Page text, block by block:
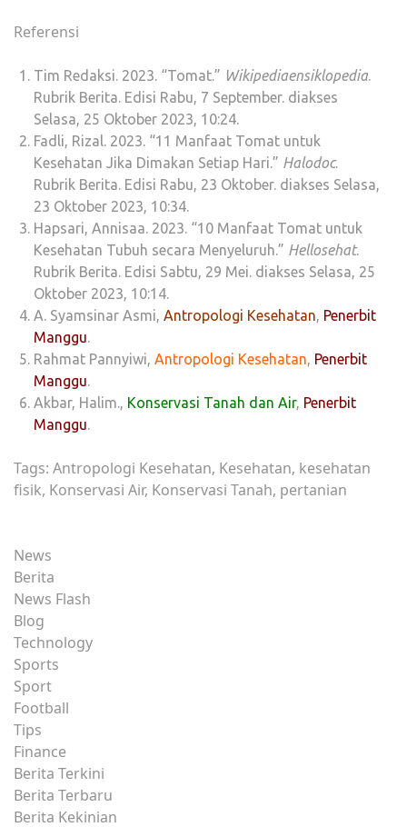
Referensi
Tim Redaksi. 2023. “Tomat.” Wikipediaensiklopedia.
Rubrik Berita. Edisi Rabu, 7 September. diakses
Selasa, 25 Oktober 2023, 10:24.
Fadli, Rizal. 2023. “11 Manfaat Tomat untuk
Kesehatan Jika Dimakan Setiap Hari.” Halodoc.
Rubrik Berita. Edisi Rabu, 23 Oktober. diakses Selasa,
23 Oktober 2023, 10:34.
Hapsari, Annisaa. 2023. “10 Manfaat Tomat untuk
Kesehatan Tubuh secara Menyeluruh.” Hellosehat.
Rubrik Berita. Edisi Sabtu, 29 Mei. diakses Selasa, 25
Oktober 2023, 10:14.
A. Syamsinar Asmi, Antropologi Kesehatan, Penerbit
Manggu.
Rahmat Pannyiwi, Antropologi Kesehatan, Penerbit
Manggu.
Akbar, Halim., Konservasi Tanah dan Air, Penerbit
Manggu.
Tags: Antropologi Kesehatan, Kesehatan, kesehatan
fisik, Konservasi Air, Konservasi Tanah, pertanian
News
Berita
News Flash
Blog
Technology
Sports
Sport
Football
Tips
Finance
Berita Terkini
Berita Terbaru
Berita Kekinian